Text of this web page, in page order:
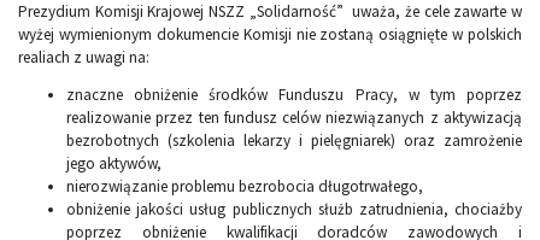
Prezydium Komisji Krajowej NSZZ „Solidarność” uważa, że cele zawarte w
wyżej wymienionym dokumencie Komisji nie zostaną osiągnięte w polskich
realiach z uwagi na:
znaczne obniżenie środków Funduszu Pracy, w tym poprzez
realizowanie przez ten fundusz celów niezwiązanych z aktywizacją
bezrobotnych (szkolenia lekarzy i pielęgniarek) oraz zamrożenie
jego aktywów,
nierozwiązanie problemu bezrobocia długotrwałego,
obniżenie jakości usług publicznych służb zatrudnienia, chociażby
poprzez obniżenie kwalifikacji doradców zawodowych i